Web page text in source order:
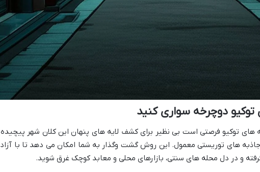
دوچرخه سواری کنید
توکیو فرصتی است بی نظیر برای کشف لایه های پنهان این کلان شهر
جاذبه های توریستی معمول. این روش گشت وگذار به شما امکان می دهد تا با
و در دل محله های سنتی، بازارهای محلی و معابد کوچک غرق شوید.